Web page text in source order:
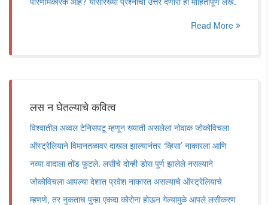
Read More
लस न घेतल्याचे कवित्व
विश्वातील अव्वल टेनिसपटू म्हणून ख्याती असलेला नोवाक जोकोविचला
ऑस्ट्रेलियाने विमानतळावर दाखल झाल्यानंतर ‘व्हिसा’ नाकारला आणि
नव्या वादाला तोंड फुटले. लसीचे दोन्ही डोस पूर्ण झालेले नसल्याने
जोकोविचला आपल्या देशात प्रवेश नाकारत असल्याचे ऑस्ट्रेलियाचे
म्हणणे, तर नुकताच पुन्हा एकदा कोरोना होऊन गेल्यामुळे आपले लसीकरण